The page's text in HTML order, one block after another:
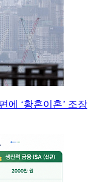
에 ‘황혼이혼’ 조장